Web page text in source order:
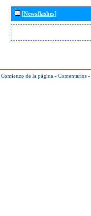
[Newsflashes]
Comienzo de la página - Comentarios -